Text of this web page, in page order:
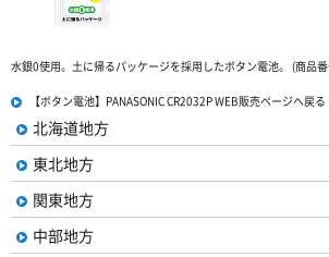
水銀0使用。土に帰るパッケージを採用したボタン電池。 (商品
【ボタン電池】PANASONIC CR2032P WEB販売ページへ戻る
北海道地方
東北地方
関東地方
中部地方